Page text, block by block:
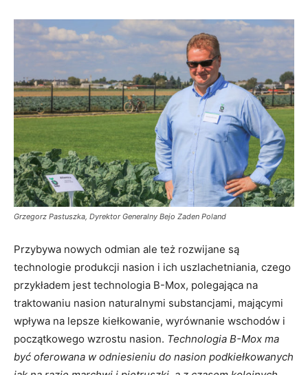
Grzegorz Pastuszka, Dyrektor Generalny Bejo Zaden Poland
Przybywa nowych odmian ale też rozwijane są
technologie produkcji nasion i ich uszlachetniania, czego
przykładem jest technologia B-Mox, polegająca na
traktowaniu nasion naturalnymi substancjami, mającymi
wpływa na lepsze kiełkowanie, wyrównanie wschodów i
początkowego wzrostu nasion. Technologia B-Mox ma
być oferowana w odniesieniu do nasion podkiełkowanych